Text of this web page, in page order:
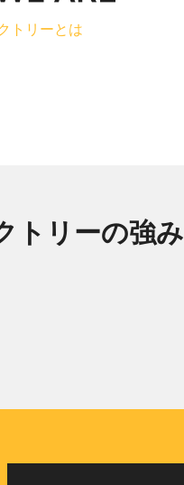
トリーとは
トリーの強み